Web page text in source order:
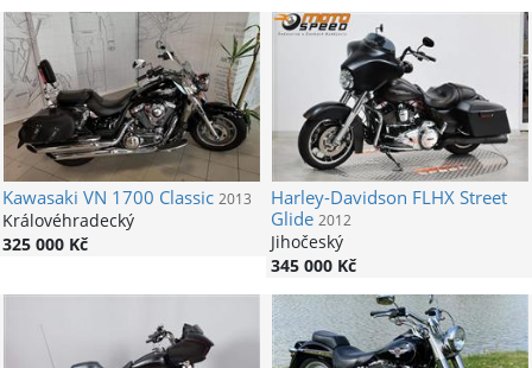
Kawasaki VN 1700 Classic 2013
Královéhradecký
325 000 Kč
Harley-Davidson FLHX Street
Glide 2012
Jihočeský
345 000 Kč